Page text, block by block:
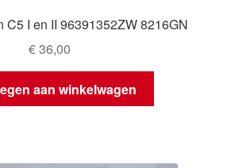
C5 I en II 96391352ZW 8216GN
€36,00
aan winkelwagen